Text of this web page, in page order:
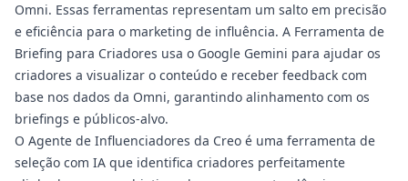
Omni. Essas ferramentas representam um salto em precisão
e eficiência para o marketing de influência. A Ferramenta de
Briefing para Criadores usa o Google Gemini para ajudar os
criadores a visualizar o conteúdo e receber feedback com
base nos dados da Omni, garantindo alinhamento com os
briefings e públicos-alvo.
O Agente de Influenciadores da Creo é uma ferramenta de
seleção com IA que identifica criadores perfeitamente